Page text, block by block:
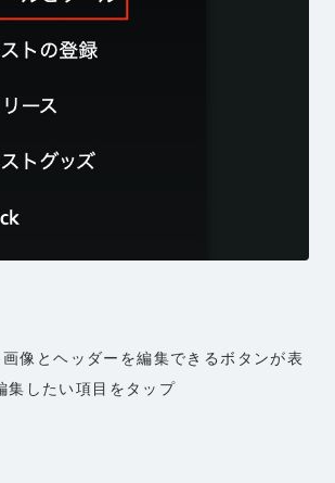
像とヘッダーを編集できるボタンが表
集したい項目をタップ